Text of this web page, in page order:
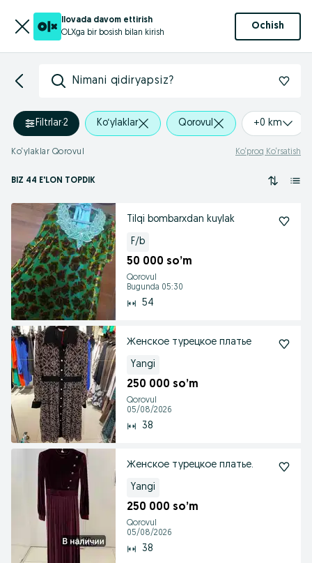
Ilovada davom ettirish
OLXga bir bosish bilan kirish
Ochish
Nimani qidiryapsiz?
Filtrlar·2 Ko‘ylaklar Qorovul +0 km
Ko‘ylaklar Qorovul Ko‘proq Ko‘rsatish
BIZ 44 E'LON TOPDIK
Tilqi bombarxdan kuylak
F/b
50 000 so’m
Qorovul
Bugunda 05:30
54
Женское турецкое платье
Yangi
250 000 so’m
Qorovul
05/08/2026
38
Женское турецкое платье.
Yangi
250 000 so’m
Qorovul
05/08/2026
38